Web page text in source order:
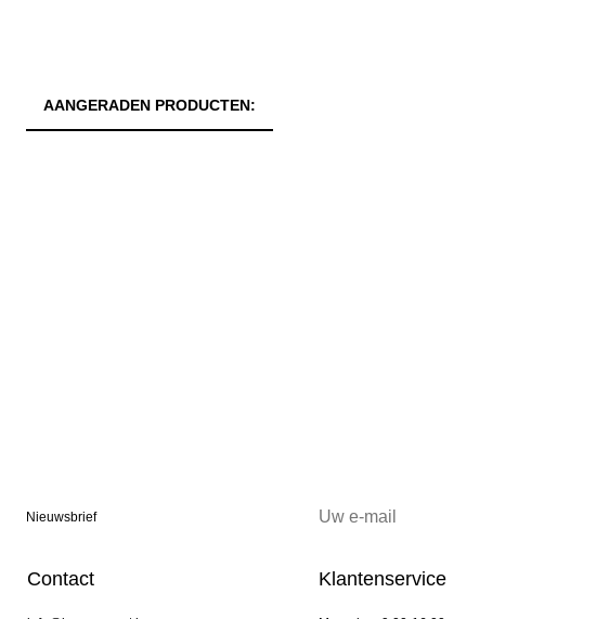
AANGERADEN PRODUCTEN:
Nieuwsbrief
Contact Klantenservice